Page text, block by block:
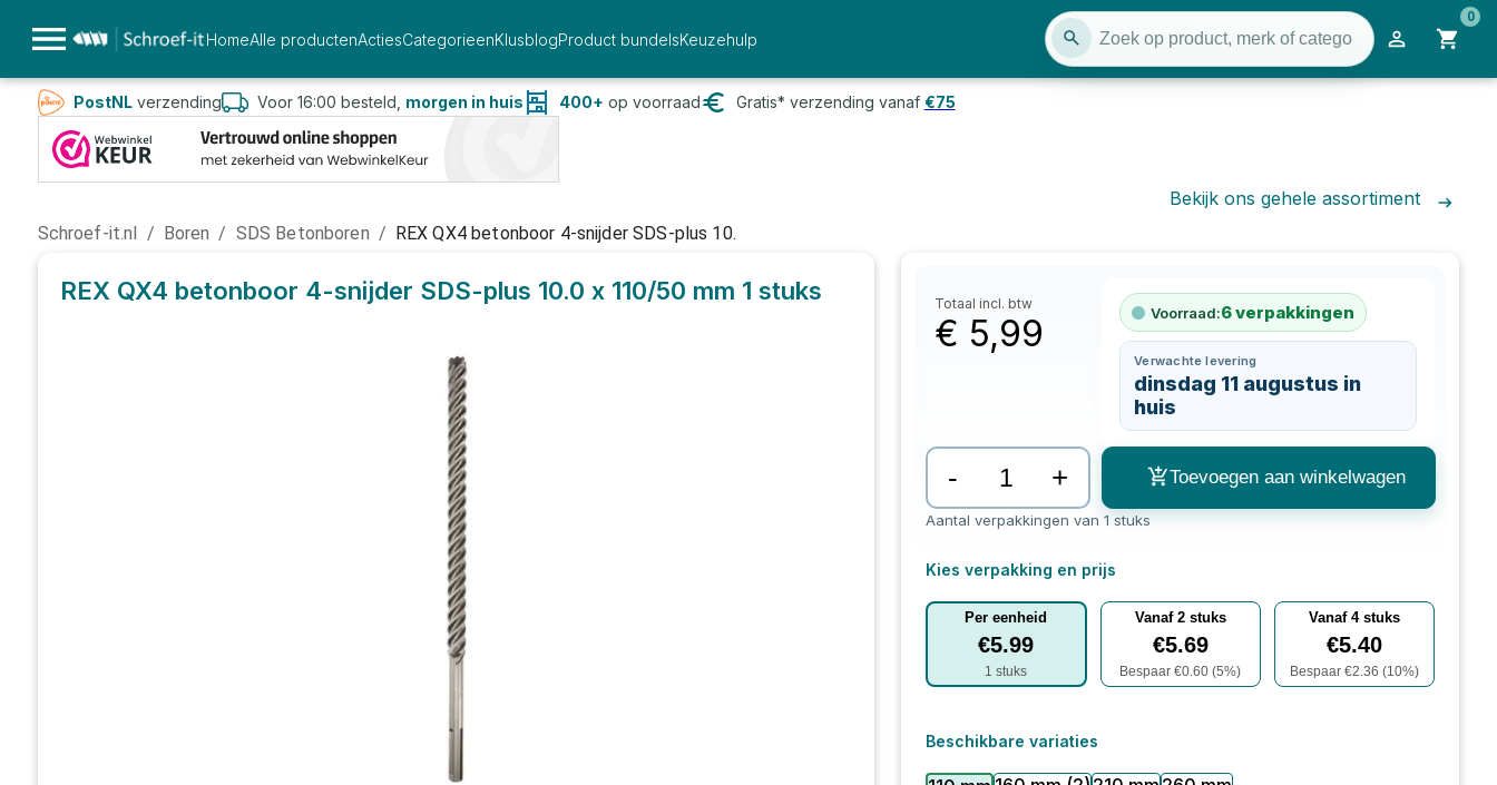
HomeAlle productenActiesCategorieenKlusblogProduct bundelsKeuzehulp
0
PostNLverzending Voor 16:00 besteld, morgen in huis 400+ op voorraad Gratis* verzending vanaf €75
Bekijk ons gehele assortiment
Schroef-it.nl / Boren / SDS Betonboren / REX QX4 betonboor 4-snijder SDS-plus 10.
REX QX4 betonboor 4-snijder SDS-plus 10.0 x 110/50 mm 1 stuks Totaal incl. btw
€ 5,99 Voorraad:6verpakkingen
Verwachte levering
dinsdag 11 augustus in
huis
- + Toevoegen aan winkelwagen
Aantal verpakkingen van 1 stuks
Kies verpakking en prijs
Per eenheid
€5.99
1 stuks
Vanaf 2stuks
€5.69
Bespaar €0.60 (5%)
Vanaf4stuks
€5.40
Bespaar €2.36 (10%)
Beschikbare variaties